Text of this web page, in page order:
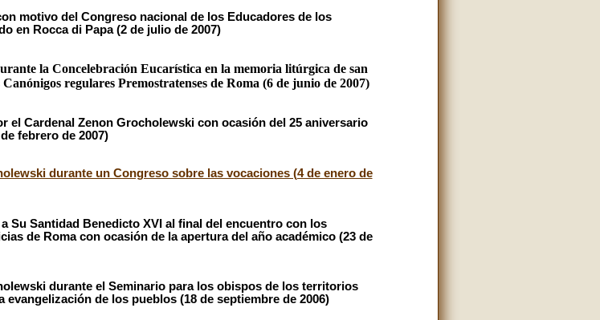
motivo del Congreso nacional de los Educadores de los
en Rocca di Papa (2 de julio de 2007)
la Concelebración Eucarística en la memoria litúrgica de san
regulares Premostratenses de Roma (6 de junio de 2007)
el Cardenal Zenon Grocholewski con ocasión del 25 aniversario
febrero de 2007)
durante un Congreso sobre las vocaciones (4 de enero de
Su Santidad Benedicto XVI al final del encuentro con los
de Roma con ocasión de la apertura del año académico (23 de
durante el Seminario para los obispos de los territorios
de los pueblos (18 de septiembre de 2006)